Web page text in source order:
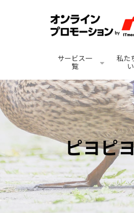
サービス一
覧
私た
ピヨピ